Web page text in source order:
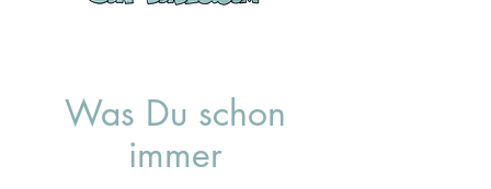
Was Du schon
immer